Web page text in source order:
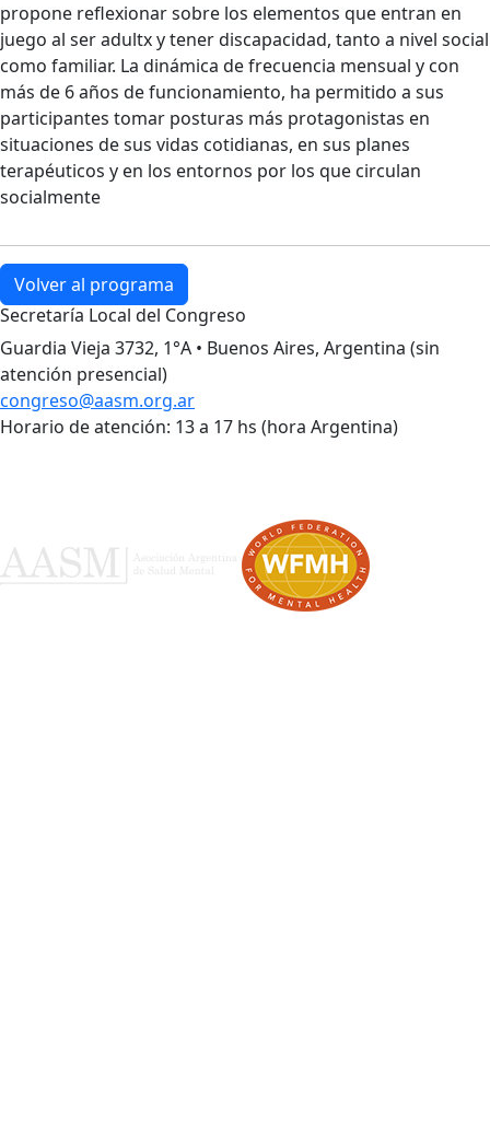
propone reflexionar sobre los elementos que entran en
juego al ser adultx y tener discapacidad, tanto a nivel social
como familiar. La dinámica de frecuencia mensual y con
más de 6 años de funcionamiento, ha permitido a sus
participantes tomar posturas más protagonistas en
situaciones de sus vidas cotidianas, en sus planes
terapéuticos y en los entornos por los que circulan
socialmente
Volver al programa
Secretaría Local del Congreso
Guardia Vieja 3732, 1°A • Buenos Aires, Argentina (sin
atención presencial)
congreso@aasm.org.ar
Horario de atención: 13 a 17 hs (hora Argentina)